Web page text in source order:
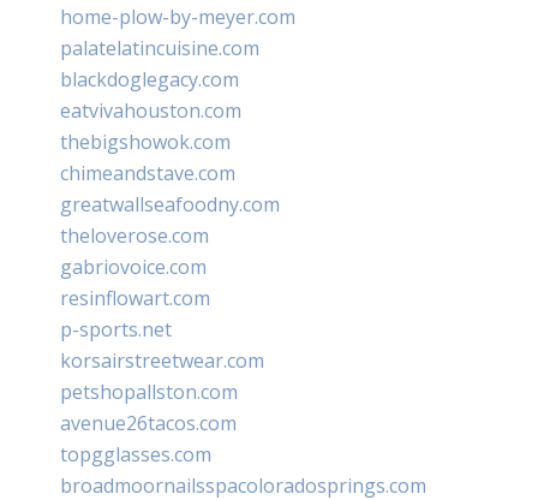
home-plow-by-meyer.com
palatelatincuisine.com
blackdoglegacy.com
eatvivahouston.com
thebigshowok.com
chimeandstave.com
greatwallseafoodny.com
theloverose.com
gabriovoice.com
resinflowart.com
p-sports.net
korsairstreetwear.com
petshopallston.com
avenue26tacos.com
topgglasses.com
broadmoornailsspacoloradosprings.com